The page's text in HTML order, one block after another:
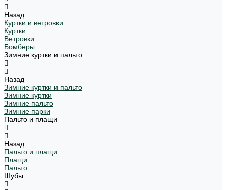
Назад
Куртки и ветровки
Куртки
Ветровки
Бомберы
Зимние куртки и пальто
Назад
Зимние куртки и пальто
Зимние куртки
Зимние пальто
Зимние парки
Пальто и плащи
Назад
Пальто и плащи
Плащи
Пальто
Шубы